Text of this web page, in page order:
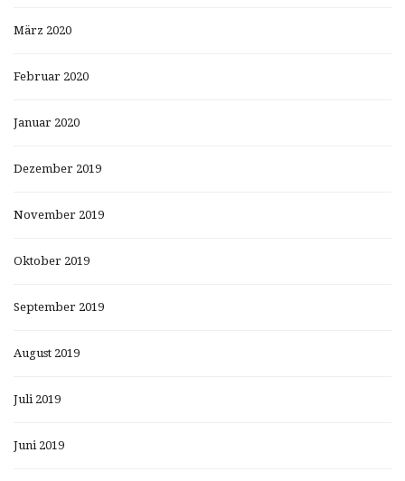
März 2020
Februar 2020
Januar 2020
Dezember 2019
November 2019
Oktober 2019
September 2019
August 2019
Juli 2019
Juni 2019